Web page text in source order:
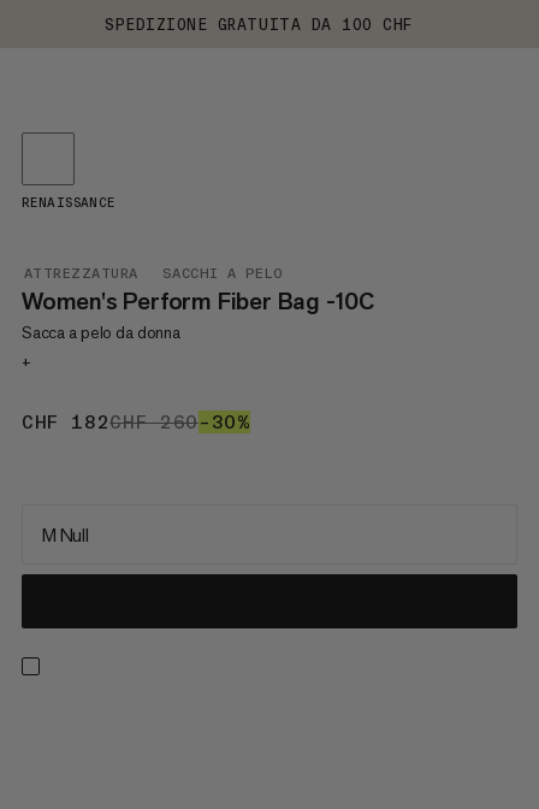
SPEDIZIONE GRATUITA DA 100 CHF
ATTREZZATURA SACCHI A PELO
Women's Perform Fiber Bag -10C
Sacca a pelo da donna
+
CHF 182CHF 182
CHF 260CHF 260
–30%
RENAISSANCE
M Null